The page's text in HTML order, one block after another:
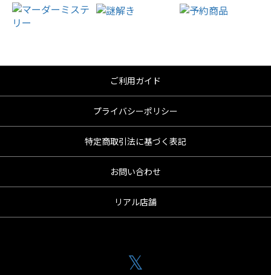
ご利用ガイド
プライバシーポリシー
特定商取引法に基づく表記
お問い合わせ
リアル店舗
𝕏